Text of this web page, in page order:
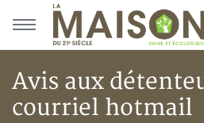
Aller au menu principal
Aller au contenu principal
Avis aux
courriel hotmail